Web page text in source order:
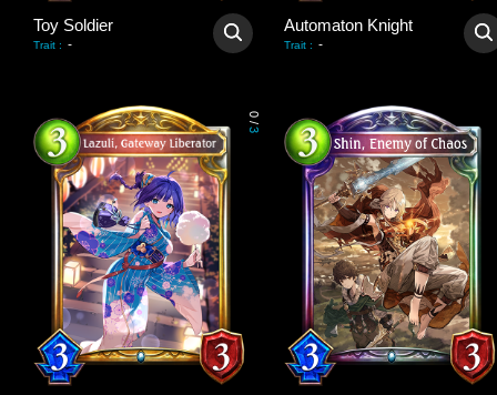
Toy Soldier
Trait : -
Automaton Knight
Trait : -
0
/
3